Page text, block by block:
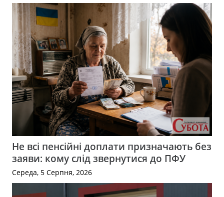
Не всі пенсійні доплати призначають без
заяви: кому слід звернутися до ПФУ
Середа, 5 Серпня, 2026